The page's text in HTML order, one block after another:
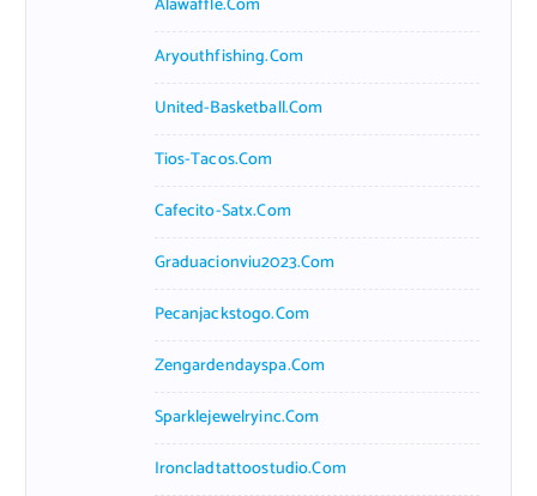
Aryouthfishing.com
United-Basketball.com
Tios-Tacos.com
Cafecito-Satx.com
Graduacionviu2023.com
Pecanjackstogo.com
Zengardendayspa.com
Sparklejewelryinc.com
Ironcladtattoostudio.com